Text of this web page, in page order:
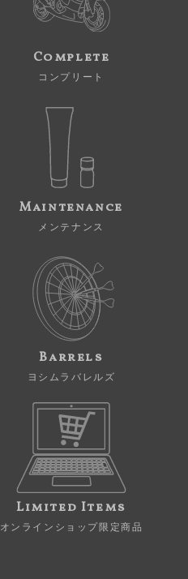
Complete
コンプリート
Maintenance
メンテナンス
Barrels
ヨシムラバレルズ
Limited Items
オンラインショップ限定商品